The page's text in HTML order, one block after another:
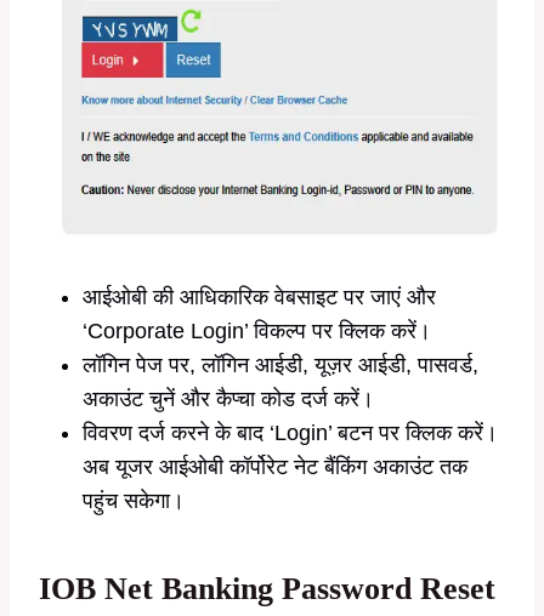
आईओबी की आधिकारिक वेबसाइट पर जाएं और
‘Corporate Login’ विकल्प पर क्लिक करें।
लॉगिन पेज पर, लॉगिन आईडी, यूज़र आईडी, पासवर्ड,
अकाउंट चुनें और कैप्चा कोड दर्ज करें।
विवरण दर्ज करने के बाद ‘Login’ बटन पर क्लिक करें।
अब यूजर आईओबी कॉर्पोरेट नेट बैंकिंग अकाउंट तक
पहुंच सकेगा।
IOB Net Banking Password Reset